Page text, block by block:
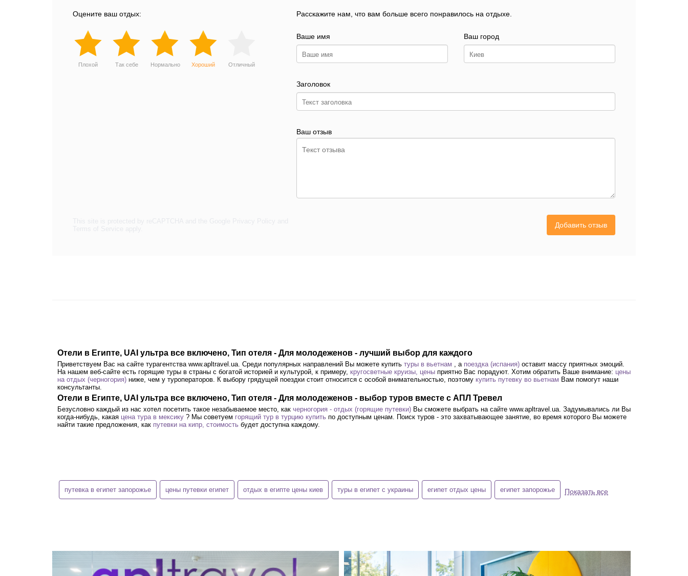
Оцените ваш отдых:
Плохой Так себе Нормально Хороший Отличный
Расскажите нам, что вам больше всего понравилось на отдыхе.
Ваше имя Ваш город
Заголовок
Ваш отзыв
Добавить отзыв
Отели в Египте, UAI ультра все включено, Тип отеля - Для молодеженов - лучший выбор для каждого
Приветствуем Вас на сайте турагентства www.apltravel.ua. Среди популярных направлений Вы можете купить туры в вьетнам , а поездка (испания) оставит массу приятных эмоций.
На нашем веб-сайте есть горящие туры в страны с богатой историей и культурой, к примеру, кругосветные круизы, цены приятно Вас порадуют. Хотим обратить Ваше внимание: цены
на отдых (черногория) ниже, чем у туроператоров. К выбору грядущей поездки стоит относится с особой внимательностью, поэтому купить путевку во вьетнам Вам помогут наши
консультанты.
Отели в Египте, UAI ультра все включено, Тип отеля - Для молодеженов - выбор туров вместе с АПЛ Тревел
Безусловно каждый из нас хотел посетить такое незабываемое место, как черногория - отдых (горящие путевки) Вы сможете выбрать на сайте www.apltravel.ua. Задумывались ли Вы
когда-нибудь, какая цена тура в мексику ? Мы советуем горящий тур в турцию купить по доступным ценам. Поиск туров - это захватывающее занятие, во время которого Вы можете
найти такие предложения, как путевки на кипр, стоимость будет доступна каждому.
путевка в египет запорожье цены путевки египет отдых в египте цены киев туры в египет с украины египет отдых цены египет запорожье Показать все